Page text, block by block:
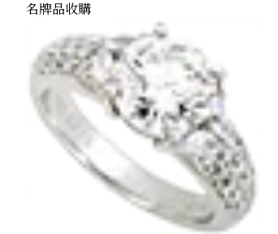
Black x Silver Hardware
名牌品收購